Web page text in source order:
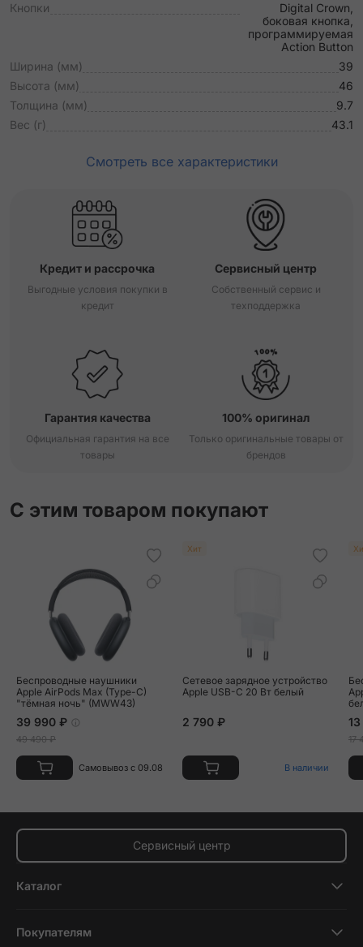
Кнопки
Digital Crown,
боковая кнопка,
программируемая
Action Button
Ширина (мм)
39
Высота (мм)
46
Толщина (мм)
9.7
Вес (г)
43.1
Смотреть все характеристики
Кредит и рассрочка
Выгодные условия покупки в
кредит
Сервисный центр
Собственный сервис и
техподдержка
Гарантия качества
Официальная гарантия на все
товары
100% оригинал
Только оригинальные товары от
брендов
С этим товаром покупают
Беспроводные наушники
Apple AirPods Max (Type-C)
"тёмная ночь" (MWW43)
39 990 ₽
49 490 ₽
Самовывоз с 09.08
Хит
Сетевое зарядное устройство
Apple USB-C 20 Вт белый
2 790 ₽
В наличии
17
Сервисный центр
Каталог
Планшеты
Покупателям